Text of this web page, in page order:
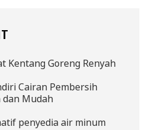
Kentang Goreng Renyah
Cairan Pembersih
Mudah
penyedia air minum